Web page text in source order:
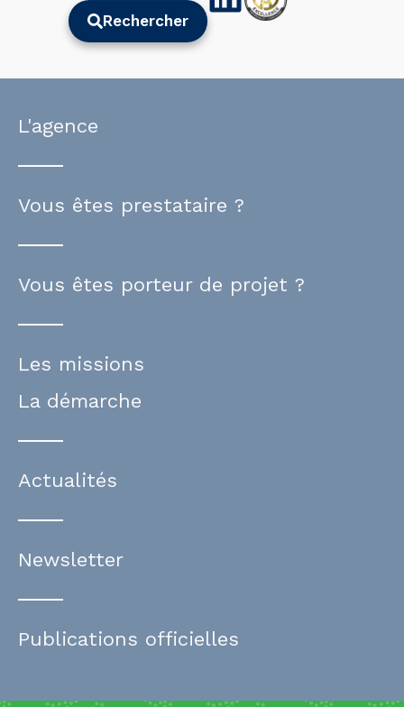
Rechercher
L'agence
Vous êtes prestataire ?
Vous êtes porteur de projet ?
Les missions
La démarche
Actualités
Newsletter
Publications officielles